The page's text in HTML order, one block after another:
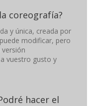
coreografía?
y única, creada por
modificar, pero
versión
vuestro gusto y
hacer el